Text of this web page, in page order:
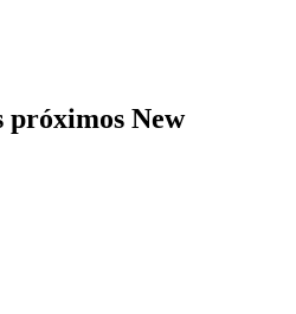
próximos New